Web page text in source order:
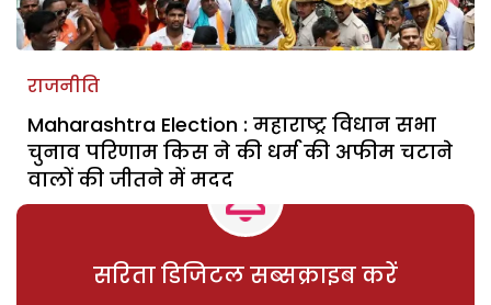
राजनीति
Maharashtra Election : महाराष्ट्र विधान सभा
चुनाव परिणाम किस ने की धर्म की अफीम चटाने
वालों की जीतने में मदद
सरिता डिजिटल सब्सक्राइब करें